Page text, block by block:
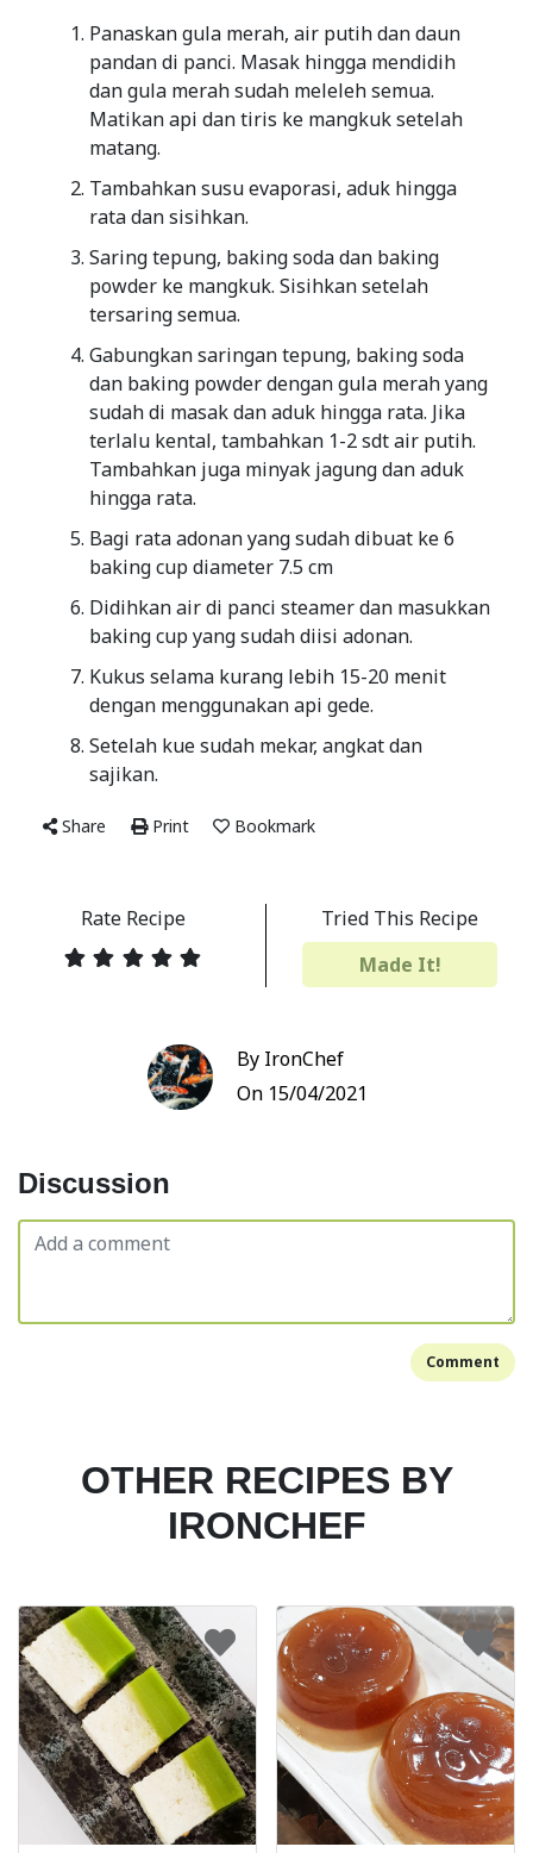
Panaskan gula merah, air putih dan daun
pandan di panci. Masak hingga mendidih
dan gula merah sudah meleleh semua.
Matikan api dan tiris ke mangkuk setelah
matang.
Tambahkan susu evaporasi, aduk hingga
rata dan sisihkan.
Saring tepung, baking soda dan baking
powder ke mangkuk. Sisihkan setelah
tersaring semua.
Gabungkan saringan tepung, baking soda
dan baking powder dengan gula merah yang
sudah di masak dan aduk hingga rata. Jika
terlalu kental, tambahkan 1-2 sdt air putih.
Tambahkan juga minyak jagung dan aduk
hingga rata.
Bagi rata adonan yang sudah dibuat ke 6
baking cup diameter 7.5 cm
Didihkan air di panci steamer dan masukkan
baking cup yang sudah diisi adonan.
Kukus selama kurang lebih 15-20 menit
dengan menggunakan api gede.
Setelah kue sudah mekar, angkat dan
sajikan.
Share Print Bookmark
Rate Recipe
Tried This Recipe
Made It!
By IronChef
On 15/04/2021
Discussion
Comment
OTHER RECIPES BY
IRONCHEF